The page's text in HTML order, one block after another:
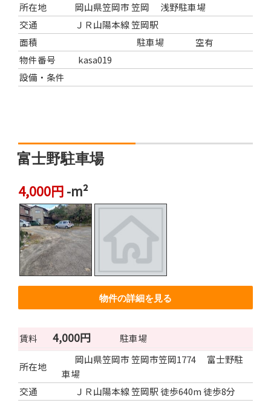
所在地
岡山県笠岡市 笠岡 浅野駐車場
交通
ＪＲ山陽本線 笠岡駅
面積
駐車場
空有
物件番号
kasa019
設備・条件
富士野駐車場
4,000円 -m²
物件の詳細を見る
賃料 4,000円 駐車場
所在地
岡山県笠岡市 笠岡市笠岡1774 富士野駐
車場
交通
ＪＲ山陽本線 笠岡駅 徒歩640m 徒歩8分